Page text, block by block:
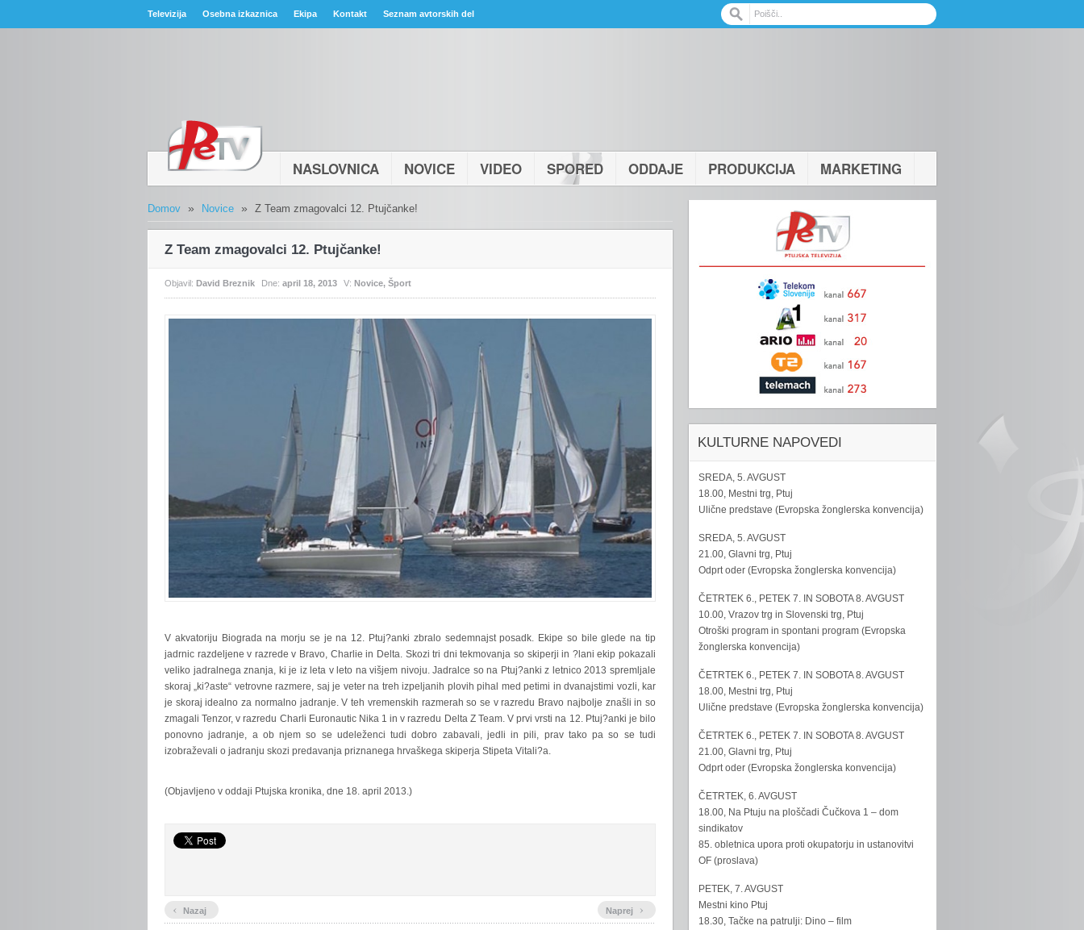
Televizija Osebna izkaznica Ekipa Kontakt Seznam avtorskih del
NASLOVNICA NOVICE VIDEO SPORED ODDAJE PRODUKCIJA MARKETING
Domov » Novice » Z Team zmagovalci 12. Ptujčanke!
Z Team zmagovalci 12. Ptujčanke!
Objavil: David Breznik Dne: april 18, 2013 V: Novice, Šport
V akvatoriju Biograda na morju se je na 12. Ptuj?anki zbralo sedemnajst posadk. Ekipe so bile glede na tip
jadrnic razdeljene v razrede v Bravo, Charlie in Delta. Skozi tri dni tekmovanja so skiperji in ?lani ekip pokazali
veliko jadralnega znanja, ki je iz leta v leto na višjem nivoju. Jadralce so na Ptuj?anki z letnico 2013 spremljale
skoraj „ki?aste“ vetrovne razmere, saj je veter na treh izpeljanih plovih pihal med petimi in dvanajstimi vozli, kar
je skoraj idealno za normalno jadranje. V teh vremenskih razmerah so se v razredu Bravo najbolje znašli in so
zmagali Tenzor, v razredu Charli Euronautic Nika 1 in v razredu Delta Z Team. V prvi vrsti na 12. Ptuj?anki je bilo
ponovno jadranje, a ob njem so se udeleženci tudi dobro zabavali, jedli in pili, prav tako pa so se tudi
izobraževali o jadranju skozi predavanja priznanega hrvaškega skiperja Stipeta Vitali?a.
(Objavljeno v oddaji Ptujska kronika, dne 18. april 2013.)
‹ Nazaj Naprej ›
KULTURNE NAPOVEDI
SREDA, 5. AVGUST
18.00, Mestni trg, Ptuj
Ulične predstave (Evropska žonglerska konvencija)
SREDA, 5. AVGUST
21.00, Glavni trg, Ptuj
Odprt oder (Evropska žonglerska konvencija)
ČETRTEK 6., PETEK 7. IN SOBOTA 8. AVGUST
10.00, Vrazov trg in Slovenski trg, Ptuj
Otroški program in spontani program (Evropska
žonglerska konvencija)
ČETRTEK 6., PETEK 7. IN SOBOTA 8. AVGUST
18.00, Mestni trg, Ptuj
Ulične predstave (Evropska žonglerska konvencija)
ČETRTEK 6., PETEK 7. IN SOBOTA 8. AVGUST
21.00, Glavni trg, Ptuj
Odprt oder (Evropska žonglerska konvencija)
ČETRTEK, 6. AVGUST
18.00, Na Ptuju na ploščadi Čučkova 1 – dom
sindikatov
85. obletnica upora proti okupatorju in ustanovitvi
OF (proslava)
PETEK, 7. AVGUST
Mestni kino Ptuj
18.30, Tačke na patrulji: Dino – film